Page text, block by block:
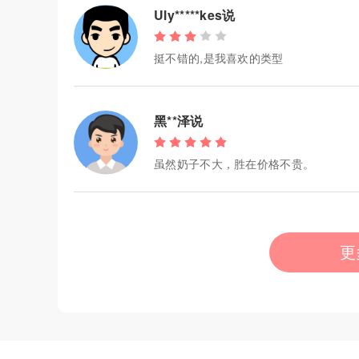
Uly*****kes说
挺不错的,是我喜欢的类型
黑**泽说
虽然奶子不大，胜在价格不贵。